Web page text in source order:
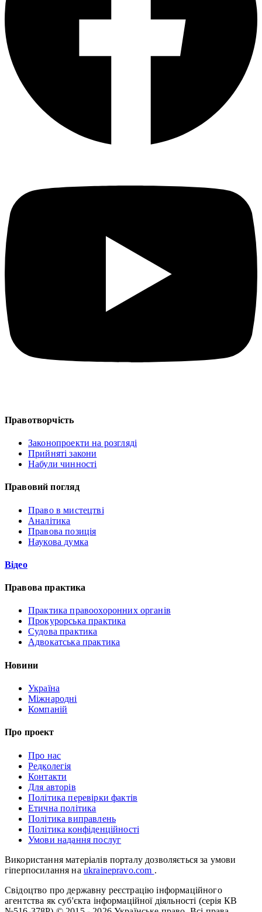
Правотворчість
Законопроекти на розгляді
Прийняті закони
Набули чинності
Правовий погляд
Право в мистецтві
Аналітика
Правова позиція
Наукова думка
Відео
Правова практика
Практика правоохоронних органів
Прокурорська практика
Судова практика
Адвокатська практика
Новини
Україна
Міжнародні
Компаній
Про проект
Про нас
Редколегія
Контакти
Для авторів
Політика перевірки фактів
Етична політика
Політика виправлень
Політика конфіденційності
Умови надання послуг
Використання матеріалів порталу дозволяється за умови
гіперпосилання на ukrainepravo.com .
Свідоцтво про державну реєстрацію інформаційного
агентства як суб'єкта інформаційної діяльності (серія КВ